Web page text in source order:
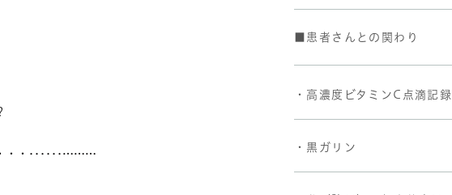
・・‥‥‥………
■患者さんとの関わり
・高濃度ビタミンC点滴記録
・黒ガリン